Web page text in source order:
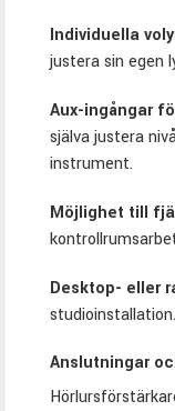
Individuella
justera sin egen
Aux-ingångar
själva justera
instrument.
Möjlighet till
Desktop- eller
studioinstallation.
Anslutningar